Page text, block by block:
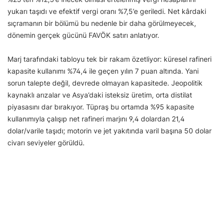
yukarı taşıdı ve efektif vergi oranı %7,5’e geriledi. Net kârdaki
sıçramanın bir bölümü bu nedenle bir daha görülmeyecek,
dönemin gerçek gücünü FAVÖK satırı anlatıyor.
Marj tarafındaki tabloyu tek bir rakam özetliyor: küresel rafineri
kapasite kullanımı %74,4 ile geçen yılın 7 puan altında. Yani
sorun talepte değil, devrede olmayan kapasitede. Jeopolitik
kaynaklı arızalar ve Asya’daki isteksiz üretim, orta distilat
piyasasını dar bırakıyor. Tüpraş bu ortamda %95 kapasite
kullanımıyla çalışıp net rafineri marjını 9,4 dolardan 21,4
dolar/varile taşıdı; motorin ve jet yakıtında varil başına 50 dolar
civarı seviyeler görüldü.